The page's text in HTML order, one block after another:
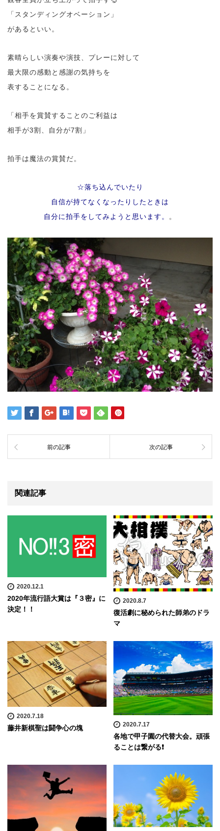
「スタンディングオベーション」
があるといい。
素晴らしい演奏や演技、プレーに対して
最大限の感動と感謝の気持ちを
表することになる。
「相手を賞賛することのご利益は
相手が3割、自分が7割」
拍手は魔法の賞賛だ。
☆落ち込んでいたり
自信が持てなくなったりしたときは
自分に拍手をしてみようと思います。
。
前の記事 次の記事
関連記事
2020.12.1
2020年流行語大賞は『３密』に
決定！！
2020.8.7
復活劇に秘められた師弟のドラ
マ
2020.7.18
藤井新棋聖は闘争心の塊 2020.7.17
各地で甲子園の代替大会。頑張
ることは繋がる❗️